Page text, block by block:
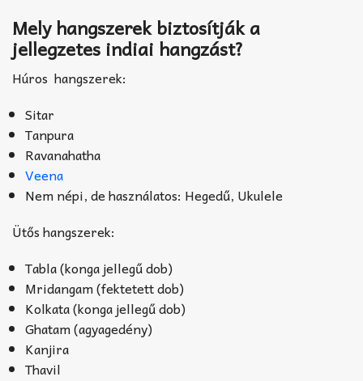
Mely hangszerek biztosítják a
jellegzetes indiai hangzást?
Húros hangszerek:
Sitar
Tanpura
Ravanahatha
Veena
Nem népi, de használatos: Hegedű, Ukulele
Ütős hangszerek:
Tabla (konga jellegű dob)
Mridangam (fektetett dob)
Kolkata (konga jellegű dob)
Ghatam (agyagedény)
Kanjira
Thavil